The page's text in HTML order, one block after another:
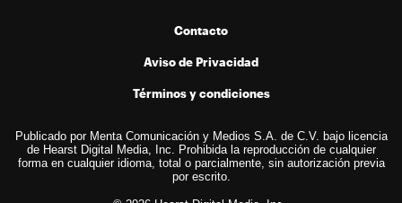
Contacto
Aviso de Privacidad
Términos y condiciones
Publicado por Menta Comunicación y Medios S.A. de C.V. bajo licencia
de Hearst Digital Media, Inc. Prohibida la reproducción de cualquier
forma en cualquier idioma, total o parcialmente, sin autorización previa
por escrito.